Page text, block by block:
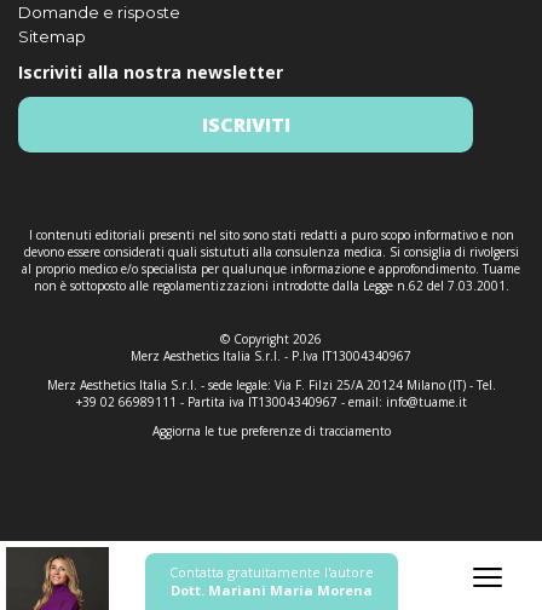
Domande e risposte
Sitemap
Iscriviti alla nostra newsletter
ISCRIVITI
I contenuti editoriali presenti nel sito sono stati redatti a puro scopo informativo e non
devono essere considerati quali sistututi alla consulenza medica. Si consiglia di rivolgersi
al proprio medico e/o specialista per qualunque informazione e approfondimento. Tuame
non è sottoposto alle regolamentizzazioni introdotte dalla Legge n.62 del 7.03.2001.
© Copyright 2026
Merz Aesthetics Italia S.r.l. - P.Iva IT13004340967
Merz Aesthetics Italia S.r.l. - sede legale: Via F. Filzi 25/A 20124 Milano (IT) - Tel.
+39 02 66989111 - Partita iva IT13004340967 - email: info@tuame.it
Aggiorna le tue preferenze di tracciamento
Contatta gratuitamente l'autore
Dott. Mariani Maria Morena